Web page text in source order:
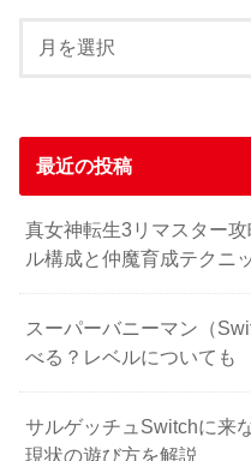
最近の投稿
真女神転生3リマスター
ル構成と仲魔育成テクニ
スーパーバニーマン（
べる？レベルについても
サルゲッチュSwitchに来
現状の遊び方を解説